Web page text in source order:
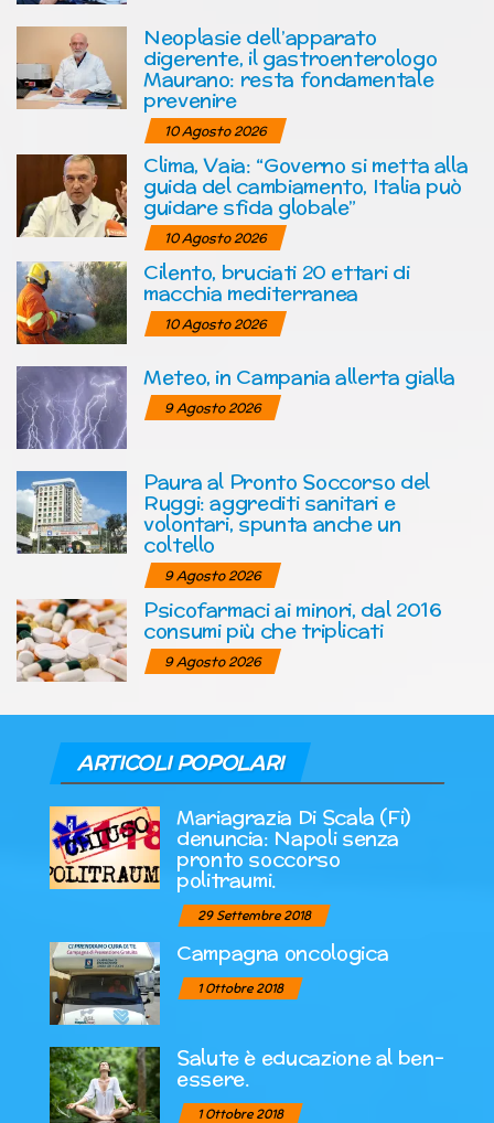
Neoplasie dell’apparato
digerente, il gastroenterologo
Maurano: resta fondamentale
prevenire
10 Agosto 2026
Clima, Vaia: “Governo si metta alla
guida del cambiamento, Italia può
guidare sfida globale”
10 Agosto 2026
Cilento, bruciati 20 ettari di
macchia mediterranea
10 Agosto 2026
Meteo, in Campania allerta gialla
9 Agosto 2026
Paura al Pronto Soccorso del
Ruggi: aggrediti sanitari e
volontari, spunta anche un
coltello
9 Agosto 2026
Psicofarmaci ai minori, dal 2016
consumi più che triplicati
9 Agosto 2026
ARTICOLI POPOLARI
Mariagrazia Di Scala (Fi)
denuncia: Napoli senza
pronto soccorso
politraumi.
29 Settembre 2018
Campagna oncologica
1 Ottobre 2018
Salute è educazione al ben-
essere.
1 Ottobre 2018